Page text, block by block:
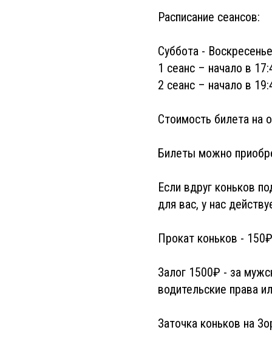
Расписание сеансов:
Суббота - Воскресенье
1 сеанс – начало в
2 сеанс – начало в
Стоимость билета на
Билеты можно
Если вдруг коньков
для вас, у нас
Прокат коньков -
Залог 1500₽ - за
водительские права
Заточка коньков на